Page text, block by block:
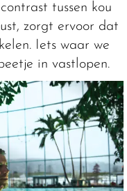
tussen kou
zorgt ervoor dat
Iets waar we
in vastlopen.